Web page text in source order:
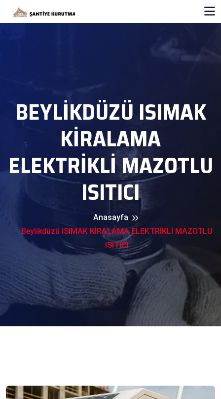
BEYLIKDÜZÜ ISIMAK
KİRALAMA
ELEKTRİKLİ MAZOTLU
ISITICI
Anasayfa
Beylikdüzü ISIMAK KİRALAMA ELEKTRİKLİ MAZOTLU
ISITICI